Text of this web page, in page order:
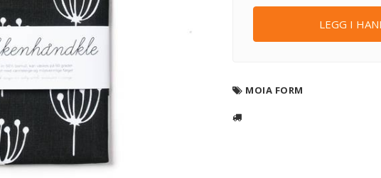
LEGG I
MOIA FORM